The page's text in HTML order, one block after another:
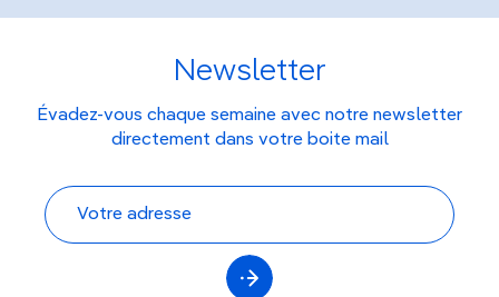
Newsletter
Évadez-vous chaque semaine avec notre newsletter
directement dans votre boite mail